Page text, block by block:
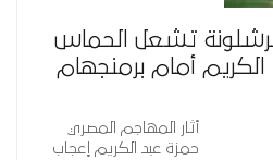
برشلونة تشعل الحماس
الكريم أمام برمنجهام
أثار المهاجم المصري
حمزة عبد الكريم إعجاب